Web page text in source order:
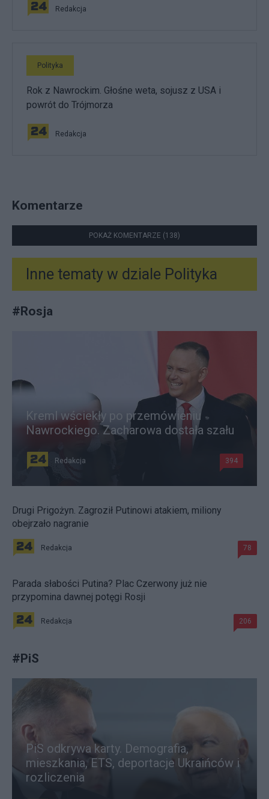
Redakcja
Polityka
Rok z Nawrockim. Głośne weta, sojusz z USA i
powrót do Trójmorza
Redakcja
Komentarze
POKAŻ KOMENTARZE (138)
Inne tematy w dziale Polityka
#Rosja
Kreml wściekły po przemówieniu
Nawrockiego. Zacharowa dostała szału
Redakcja 394
Drugi Prigożyn. Zagroził Putinowi atakiem, miliony
obejrzało nagranie
Redakcja 78
Parada słabości Putina? Plac Czerwony już nie
przypomina dawnej potęgi Rosji
Redakcja 206
#PiS
PiS odkrywa karty. Demografia,
mieszkania, ETS, deportacje Ukraińców i
rozliczenia